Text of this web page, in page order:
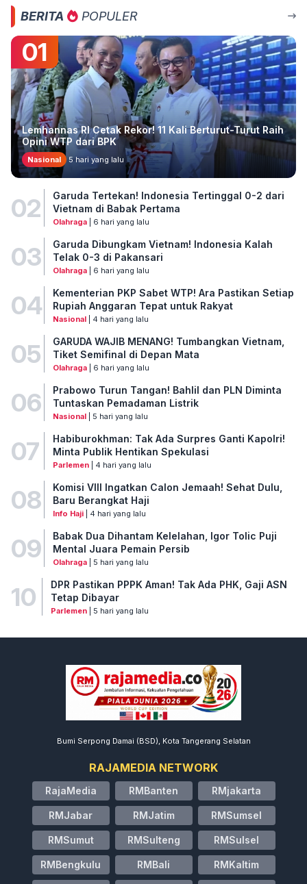
BERITA POPULER
01
Lemhannas RI Cetak Rekor! 11 Kali Berturut-Turut Raih
Opini WTP dari BPK
Nasional 5 hari yang lalu
02
Garuda Tertekan! Indonesia Tertinggal 0-2 dari
Vietnam di Babak Pertama
Olahraga| 6 hari yang lalu
03
Garuda Dibungkam Vietnam! Indonesia Kalah
Telak 0-3 di Pakansari
Olahraga| 6 hari yang lalu
04
Kementerian PKP Sabet WTP! Ara Pastikan Setiap
Rupiah Anggaran Tepat untuk Rakyat
Nasional| 4 hari yang lalu
05
GARUDA WAJIB MENANG! Tumbangkan Vietnam,
Tiket Semifinal di Depan Mata
Olahraga| 6 hari yang lalu
06
Prabowo Turun Tangan! Bahlil dan PLN Diminta
Tuntaskan Pemadaman Listrik
Nasional| 5 hari yang lalu
07
Habiburokhman: Tak Ada Surpres Ganti Kapolri!
Minta Publik Hentikan Spekulasi
Parlemen| 4 hari yang lalu
08
Komisi VIII Ingatkan Calon Jemaah! Sehat Dulu,
Baru Berangkat Haji
Info Haji| 4 hari yang lalu
09
Babak Dua Dihantam Kelelahan, Igor Tolic Puji
Mental Juara Pemain Persib
Olahraga| 5 hari yang lalu
10
DPR Pastikan PPPK Aman! Tak Ada PHK, Gaji ASN
Tetap Dibayar
Parlemen| 5 hari yang lalu
Bumi Serpong Damai (BSD), Kota Tangerang Selatan
RAJAMEDIA NETWORK
RajaMedia RMBanten RMjakarta
RMJabar RMJatim RMSumsel
RMSumut RMSulteng RMSulsel
RMBengkulu RMBali RMKaltim